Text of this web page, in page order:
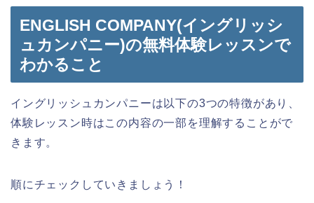
ENGLISH COMPANY(イングリッシ
ュカンパニー)の無料体験レッスンで
わかること
イングリッシュカンパニーは以下の3つの特徴があり、
体験レッスン時はこの内容の一部を理解することがで
きます。
順にチェックしていきましょう！